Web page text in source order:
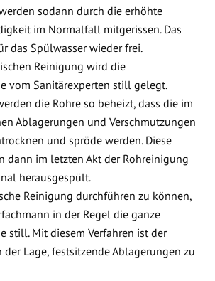
sodann durch die erhöhte
im Normalfall mitgerissen. Das
das Spülwasser wieder frei.
Reinigung wird die
vom Sanitärexperten still gelegt.
die Rohre so beheizt, dass die im
Ablagerungen und Verschmutzungen
und spröde werden. Diese
dann im letzten Akt der Rohreinigung
herausgespült.
Reinigung durchführen zu können,
in der Regel die ganze
still. Mit diesem Verfahren ist der
der Lage, festsitzende Ablagerungen zu